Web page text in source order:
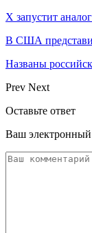
X запустит
В США
Названы
Prev Next
Оставьте ответ
Ваш электронный